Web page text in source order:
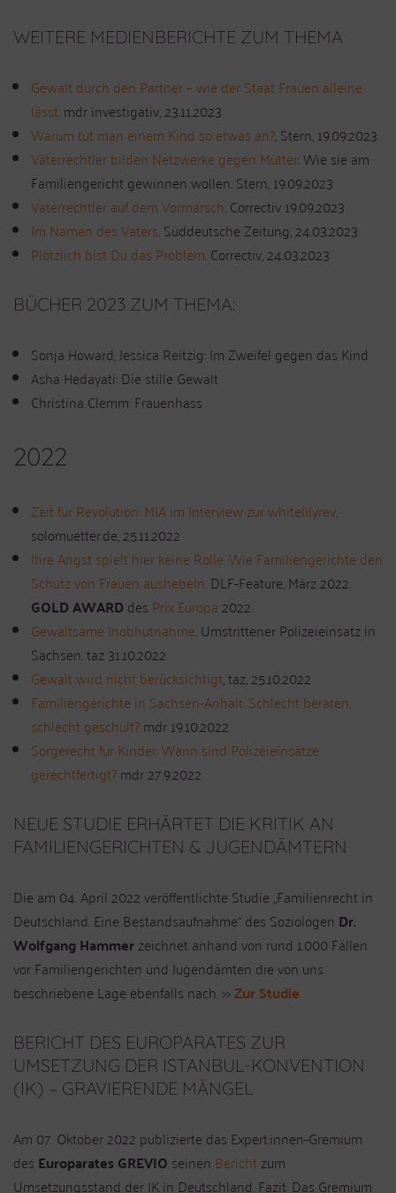
WEITERE MEDIENBERICHTE ZUM THEMA
Gewalt durch den Partner – wie der Staat Frauen alleine
lässt. mdr investigativ, 23.11.2023
Warum tut man einem Kind so etwas an?, Stern, 19.09.2023
Väterrechtler bilden Netzwerke gegen Mütter: Wie sie am
Familiengericht gewinnen wollen. Stern, 19.09.2023
Väterrechtler auf dem Vormarsch. Correctiv 19.09.2023
Im Namen des Vaters. Süddeutsche Zeitung, 24.03.2023
Plötzlich bist Du das Problem. Correctiv, 24.03.2023
BÜCHER 2023 ZUM THEMA:
Sonja Howard, Jessica Reitzig: Im Zweifel gegen das Kind
Asha Hedayati: Die stille Gewalt
Christina Clemm: Frauenhass
2022
Zeit für Revolution: MIA im Interview zur whitelilyrev,
solomuetter.de, 25.11.2022
Ihre Angst spielt hier keine Rolle. Wie Familiengerichte den
Schutz von Frauen aushebeln. DLF-Feature, März 2022.
GOLD AWARD des Prix Europa2022.
Gewaltsame Inobhutnahme. Umstrittener Polizeieinsatz in
Sachsen. taz 31.10.2022
Gewalt wird nicht berücksichtigt, taz, 25.10.2022
Familiengerichte in Sachsen-Anhalt: Schlecht beraten,
schlecht geschult?mdr 19.10.2022
Sorgerecht fur Kinder: Wann sind Polizeieinsätze
gerechtfertigt?mdr 27.9.2022
NEUE STUDIE ERHÄRTET DIE KRITIK AN
FAMILIENGERICHTEN & JUGENDÄMTERN
Die am 04. April 2022 veröffentlichte Studie „Familienrecht in
Deutschland. Eine Bestandsaufnahme“ des Soziologen Dr.
Wolfgang Hammerzeichnet anhand von rund 1.000 Fällen
vor Familiengerichten und Jugendämten die von uns
beschriebene Lage ebenfalls nach. >>Zur Studie
BERICHT DES EUROPARATES ZUR
UMSETZUNG DER ISTANBUL-KONVENTION
(IK) – GRAVIERENDE MÄNGEL
Am 07. Oktober 2022 publizierte das Expert:innen-Gremium
des Europarates GREVIO seinen Bericht zum
Umsetzungsstand der IK in Deutschland. Fazit: Das Gremium